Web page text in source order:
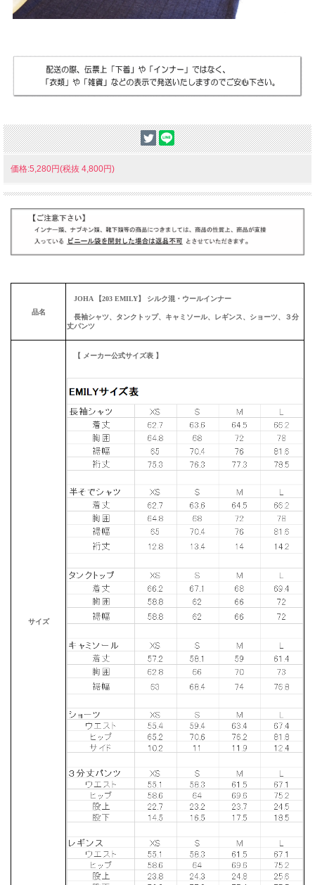
価格:5,280円(税抜 4,800円)
品名
JOHA 【203 EMILY】 シルク混・ウールインナー
長袖シャツ、タンクトップ、キャミソール、レギンス、ショーツ、３分
丈パンツ
サイズ
【 メーカー公式サイズ表 】